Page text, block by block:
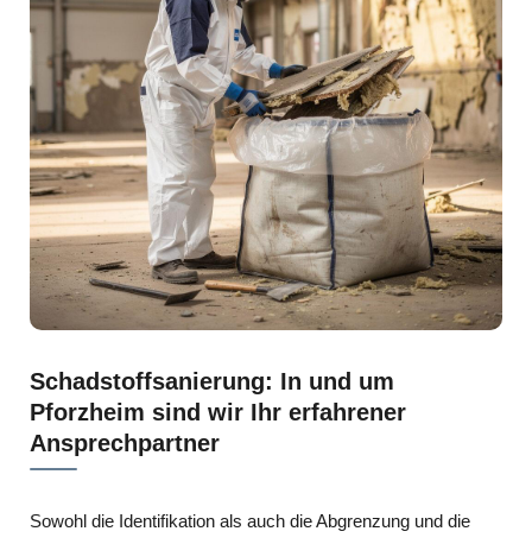
Schadstoffsanierung: In und um
Pforzheim sind wir Ihr erfahrener
Ansprechpartner
Sowohl die Identifikation als auch die Abgrenzung und die